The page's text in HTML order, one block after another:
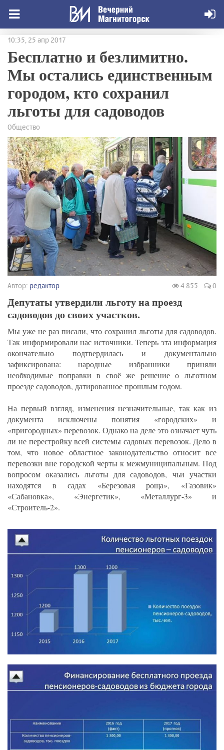
10:35, 25 апр 2017
Бесплатно и безлимитно.
Мы остались единственным
городом, кто сохранил
льготы для садоводов
Общество
Автор: редактор 4 855 0
Депутаты утвердили льготу на проезд
садоводов до своих участков.
Мы уже не раз писали, что сохранил льготы для садоводов.
Так информировали нас источники. Теперь эта информация
окончательно подтвердилась и документально
зафиксирована: народные избранники приняли
необходимые поправки в своё же решение о льготном
проезде садоводов, датированное прошлым годом.
На первый взгляд, изменения незначительные, так как из
документа исключены понятия «городских» и
«пригородных» перевозок. Однако на деле это означает чуть
ли не перестройку всей системы садовых перевозок. Дело в
том, что новое областное законодательство относит все
перевозки вне городской черты к межмуниципальным. Под
вопросом оказались льготы для садоводов, чьи участки
находятся в садах «Березовая роща», «Газовик»
«Сабановка», «Энергетик», «Металлург-3» и
«Строитель-2».